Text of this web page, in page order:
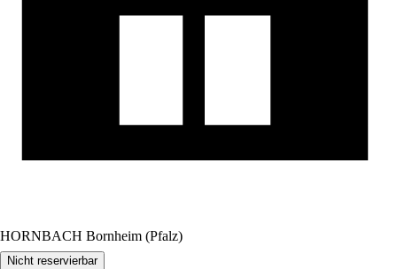
HORNBACH Bornheim (Pfalz)
Nicht reservierbar